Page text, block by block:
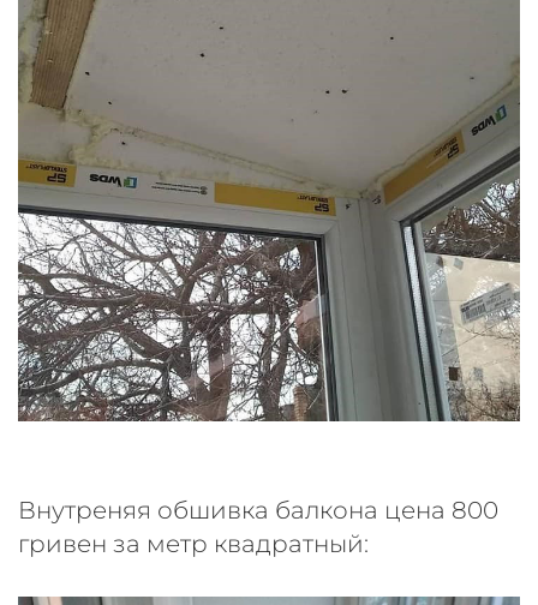
Внутреняя обшивка балкона цена 800
гривен за метр квадратный: